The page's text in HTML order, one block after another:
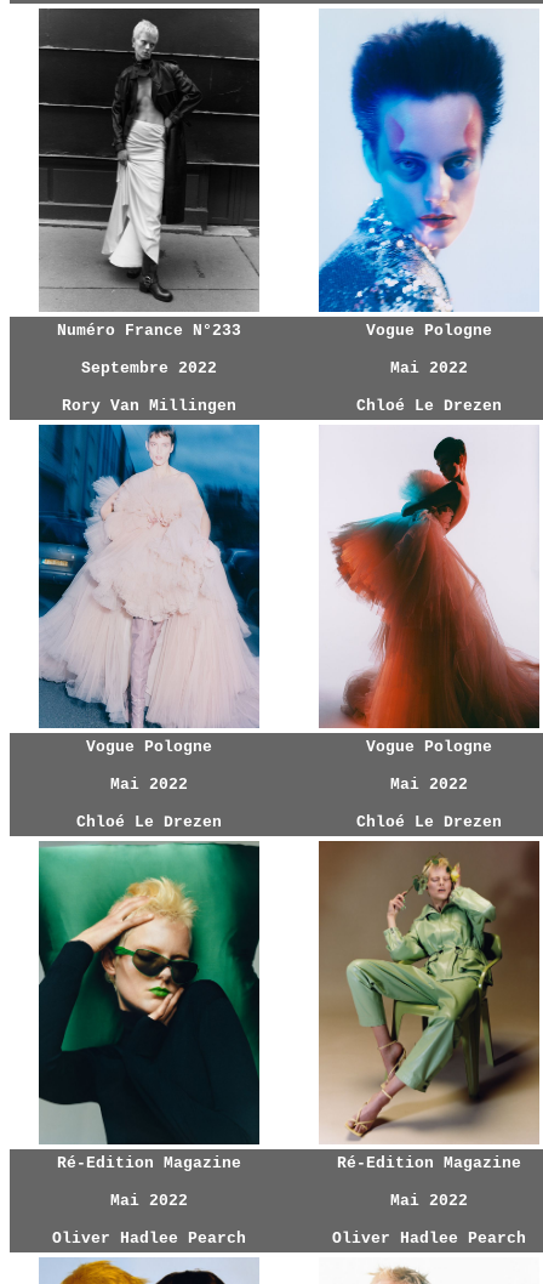
Numéro France N°233
Septembre 2022
Rory Van Millingen
Vogue Pologne
Mai 2022
Chloé Le Drezen
Vogue Pologne
Mai 2022
Chloé Le Drezen
Vogue Pologne
Mai 2022
Chloé Le Drezen
Ré-Edition Magazine
Mai 2022
Oliver Hadlee Pearch
Ré-Edition Magazine
Mai 2022
Oliver Hadlee Pearch